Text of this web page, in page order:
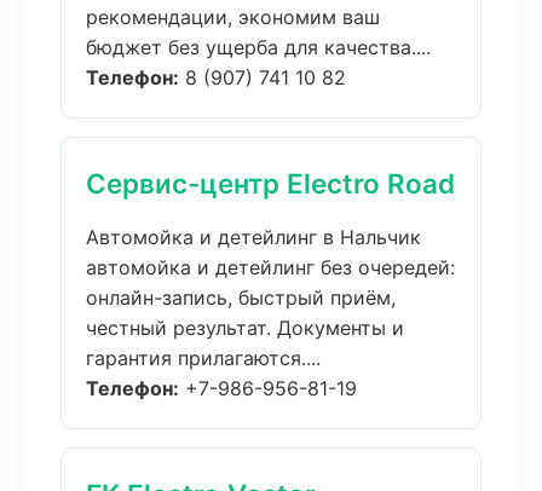
рекомендации, экономим ваш
бюджет без ущерба для качества....
Телефон: 8 (907) 741 10 82
Сервис-центр Electro Road
Автомойка и детейлинг в Нальчик
автомойка и детейлинг без очередей:
онлайн-запись, быстрый приём,
честный результат. Документы и
гарантия прилагаются....
Телефон: +7-986-956-81-19